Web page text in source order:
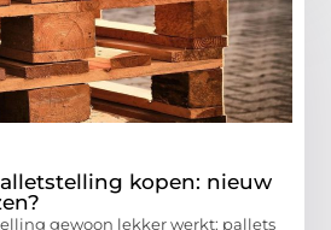
kopen: nieuw
gewoon lekker werkt: pallets